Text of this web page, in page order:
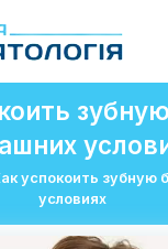
успокоить зубную
условиях